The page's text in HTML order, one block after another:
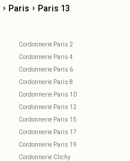
› Paris › Paris 13
Cordonnerie Paris 2
Cordonnerie Paris 4
Cordonnerie Paris 6
Cordonnerie Paris 8
Cordonnerie Paris 10
Cordonnerie Paris 12
Cordonnerie Paris 15
Cordonnerie Paris 17
Cordonnerie Paris 19
Cordonnerie Clichy